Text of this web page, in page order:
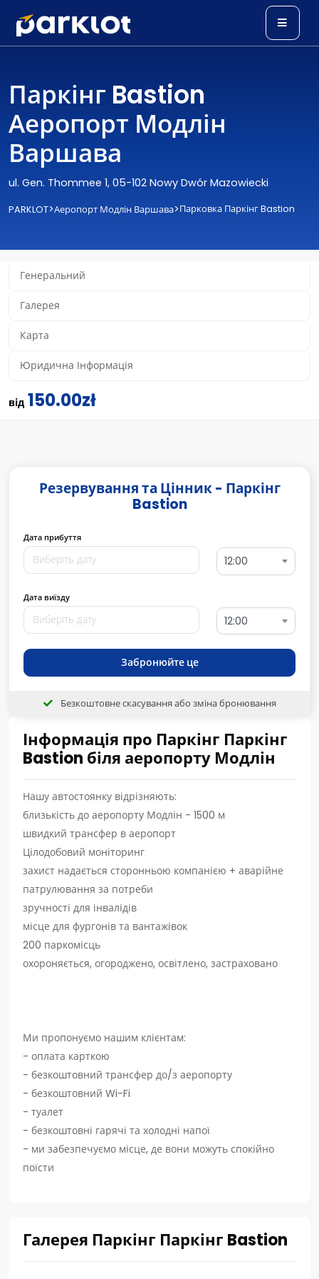
Паркінг Bastion
Аеропорт Модлін
Варшава
ul. Gen. Thommee 1, 05-102 Nowy Dwór Mazowiecki
PARKLOT>Аеропорт Модлін Варшава>Парковка Паркінг Bastion
Генеральний
Галерея
Карта
Юридична Інформація
від 150.00zł
Інформація про Паркінг Паркінг
Bastion біля аеропорту Модлін
Нашу автостоянку відрізняють:
близькість до аеропорту Модлін - 1500 м
швидкий трансфер в аеропорт
Цілодобовий моніторинг
захист надається сторонньою компанією + аварійне
патрулювання за потреби
зручності для інвалідів
місце для фургонів та вантажівок
200 паркомісць
охороняється, огороджено, освітлено, застраховано
Ми пропонуємо нашим клієнтам:
- оплата карткою
- безкоштовний трансфер до/з аеропорту
- безкоштовний Wi-Fi
- туалет
- безкоштовні гарячі та холодні напої
- ми забезпечуємо місце, де вони можуть спокійно
поїсти
Галерея Паркінг Паркінг Bastion
Резервування та Цінник - Паркінг
Bastion
Дата прибуття
12:00
Дата виїзду
12:00
Забронюйте це
Безкоштовне скасування або зміна бронювання